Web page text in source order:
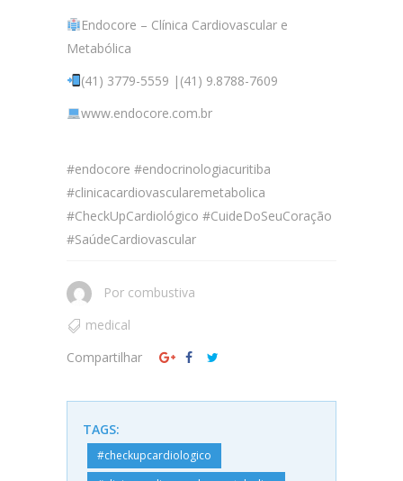
Endocore – Clínica Cardiovascular e
Metabólica
(41) 3779-5559 |(41) 9.8788-7609
www.endocore.com.br
#endocore #endocrinologiacuritiba
#clinicacardiovascularemetabolica
#CheckUpCardiológico #CuideDoSeuCoração
#SaúdeCardiovascular
Por combustiva
medical
Compartilhar
TAGS:
#checkupcardiologico